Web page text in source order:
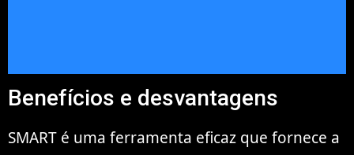
Benefícios e desvantagens
SMART é uma ferramenta eficaz que fornece a